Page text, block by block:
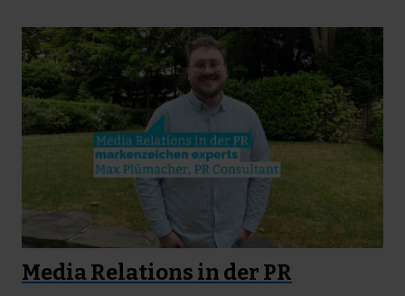
Media Relations in der PR